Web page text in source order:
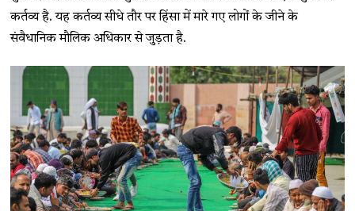
कर्तव्य है. यह कर्तव्य सीधे तौर पर हिंसा में मारे गए लोगों के जीने के
संवैधानिक मौलिक अधिकार से जुड़ता है.